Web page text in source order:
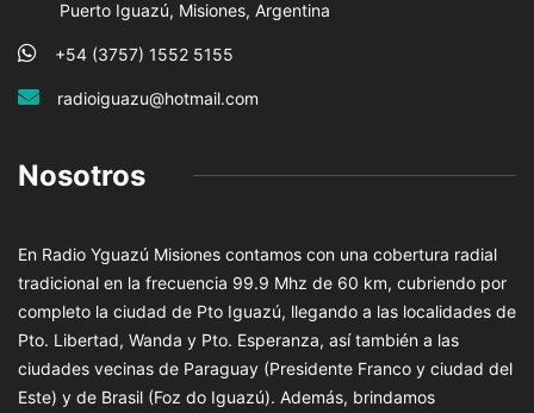
Puerto Iguazú, Misiones, Argentina
+54 (3757) 1552 5155
radioiguazu@hotmail.com
Nosotros
En Radio Yguazú Misiones contamos con una cobertura radial
tradicional en la frecuencia 99.9 Mhz de 60 km, cubriendo por
completo la ciudad de Pto Iguazú, llegando a las localidades de
Pto. Libertad, Wanda y Pto. Esperanza, así también a las
ciudades vecinas de Paraguay (Presidente Franco y ciudad del
Este) y de Brasil (Foz do Iguazú). Además, brindamos